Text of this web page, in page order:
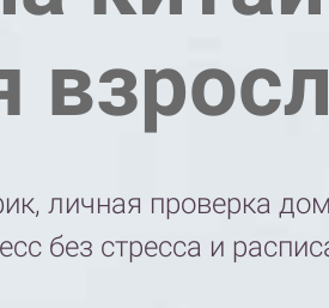
личная проверка
без стресса и